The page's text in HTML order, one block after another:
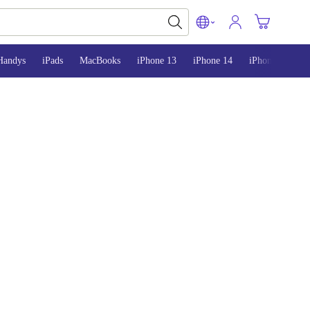
iPads MacBooks iPhone 13 iPhone 14 iPhone 15